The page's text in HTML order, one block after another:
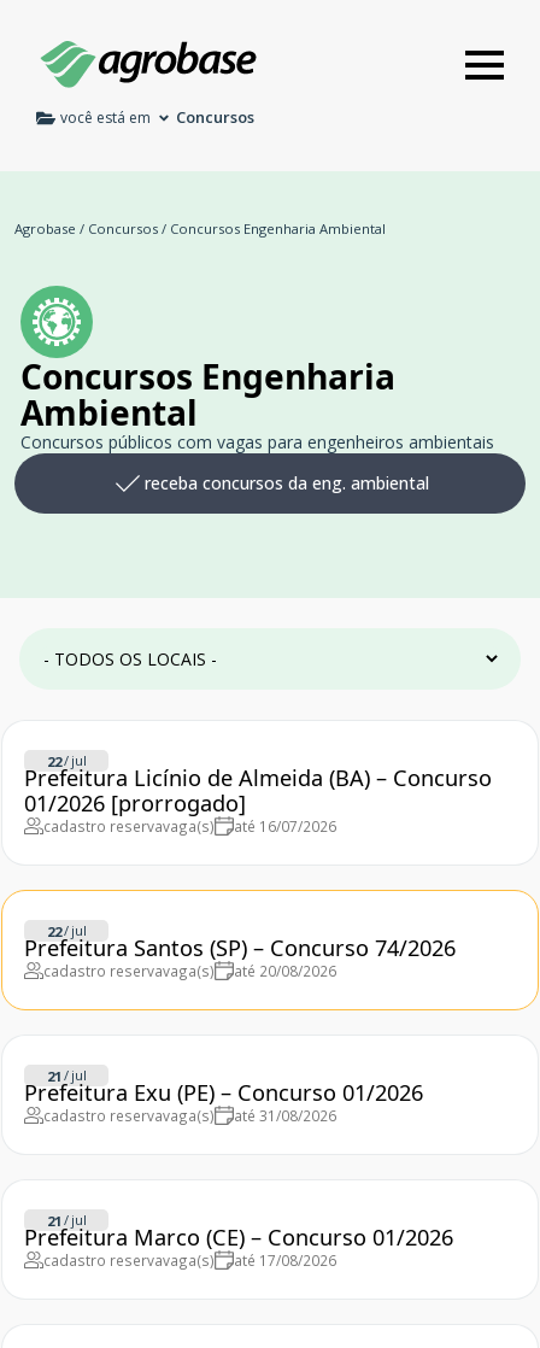
você está em Concursos
Agrobase / Concursos / Concursos Engenharia Ambiental
Concursos Engenharia
Ambiental
Concursos públicos com vagas para engenheiros ambientais
receba concursos da eng. ambiental
22/ jul
Prefeitura Licínio de Almeida (BA) – Concurso
01/2026 [prorrogado]
cadastro reservavaga(s) até 16/07/2026
22/ jul
Prefeitura Santos (SP) – Concurso 74/2026
cadastro reservavaga(s) até 20/08/2026
21 / jul
Prefeitura Exu (PE) – Concurso 01/2026
cadastro reservavaga(s) até 31/08/2026
21 / jul
Prefeitura Marco (CE) – Concurso 01/2026
cadastro reservavaga(s) até 17/08/2026